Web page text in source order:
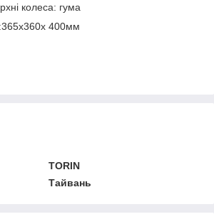
колеса: гума
400мм
TORIN
Тайвань